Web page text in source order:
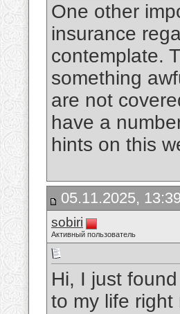
One other
insurance
contemplate.
something
are not
have a
hints on this
05.11.2025, 13:39
sobiri
Активный пользователь
Hi, I just
to my life